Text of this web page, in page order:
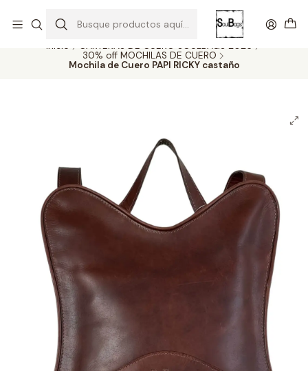
SOLO EL CUERO REEMPLAZA AL CUERO Todas las carteras acá
Inicio
CARTERAS DE CUERO SOULBAGS 2026
30% off MOCHILAS DE CUERO
Mochila de Cuero PAPI RICKY castaño